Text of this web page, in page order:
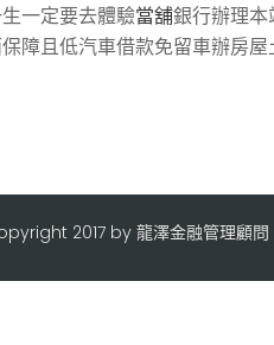
一定要去體驗當舖銀行辦理
障且低汽車借款免留車辦房屋
2017 by 龍澤金融管理顧問